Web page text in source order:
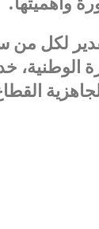
لكل
الوطنية،